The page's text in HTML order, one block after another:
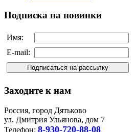
Подписка на новинки
Имя:
E-mail:
Заходите к нам
Россия, город Дятьково
ул. Дмитрия Ульянова, дом 7
Телефон: 8-930-720-88-08